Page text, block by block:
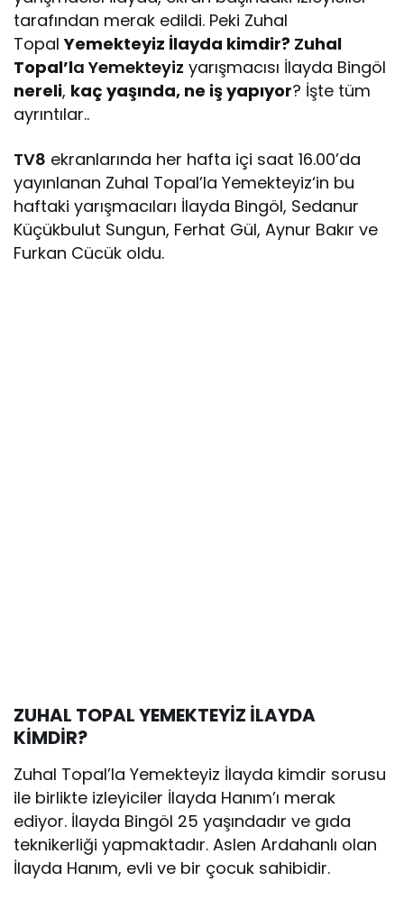
tarafından merak edildi. Peki Zuhal
TopalYemekteyiz İlayda kimdir? Zuhal
Topal’la Yemekteyiz yarışmacısı İlayda Bingöl
nereli, kaç yaşında, ne iş yapıyor? İşte tüm
ayrıntılar..
TV8 ekranlarında her hafta içi saat 16.00’da
yayınlanan Zuhal Topal’la Yemekteyiz‘in bu
haftaki yarışmacıları İlayda Bingöl, Sedanur
Küçükbulut Sungun, Ferhat Gül, Aynur Bakır ve
Furkan Cücük oldu.
ZUHAL TOPAL YEMEKTEYİZ İLAYDA
KİMDİR?
Zuhal Topal’la Yemekteyiz İlayda kimdir sorusu
ile birlikte izleyiciler İlayda Hanım’ı merak
ediyor. İlayda Bingöl 25 yaşındadır ve gıda
teknikerliği yapmaktadır. Aslen Ardahanlı olan
İlayda Hanım, evli ve bir çocuk sahibidir.